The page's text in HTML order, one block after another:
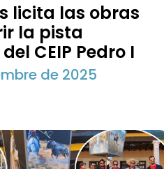
licita las obras
la pista
CEIP Pedro I
de 2025